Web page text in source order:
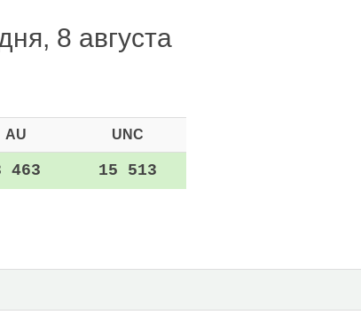
8 августа
AU UNC
463 15 513